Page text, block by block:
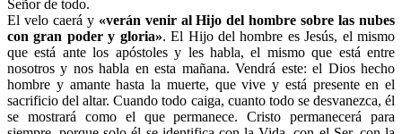
Señor de todo.
El velo caerá y «verán venir al Hijo del hombre sobre las nubes
con gran poder y gloria». El Hijo del hombre es Jesús, el mismo
que está ante los apóstoles y les habla, el mismo que está entre
nosotros y nos habla en esta mañana. Vendrá este: el Dios hecho
hombre y amante hasta la muerte, que vive y está presente en el
sacrificio del altar. Cuando todo caiga, cuanto todo se desvanezca, él
se mostrará como el que permanece. Cristo permanecerá para